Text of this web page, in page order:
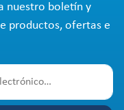
nuestro boletín y
productos, ofertas e